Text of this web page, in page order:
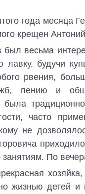
года месяца
крещен
весьма
лавку, будучи
рвения,
пению и
часто
не
По
жизнью детей